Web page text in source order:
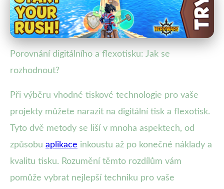
Digitální vs. Flexotisk: Která
Metoda Je Pro Vás Lepší?
· 4 min čtení · Autor: Michal Urban
Porovnání digitálního a flexotisku: Jak se
rozhodnout?
Při výběru vhodné tiskové technologie pro vaše
projekty můžete narazit na digitální tisk a flexotisk.
Tyto dvě metody se liší v mnoha aspektech, od
způsobu aplikace inkoustu až po konečné náklady a
kvalitu tisku. Rozumění těmto rozdílům vám
pomůže vybrat nejlepší techniku pro vaše